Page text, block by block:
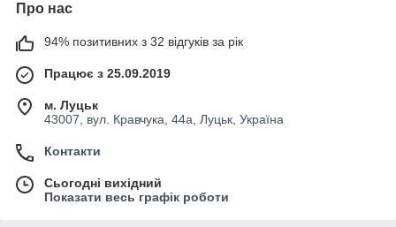
Про нас
94% позитивних з 32 відгуків за рік
Працює з 25.09.2019
м. Луцьк
43007, вул. Кравчука, 44а, Луцьк, Україна
Контакти
Сьогодні вихідний
Показати весь графік роботи